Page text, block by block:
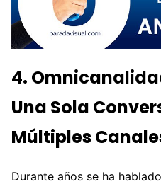
4.
Una Sola
Múltiples
Durante años se ha